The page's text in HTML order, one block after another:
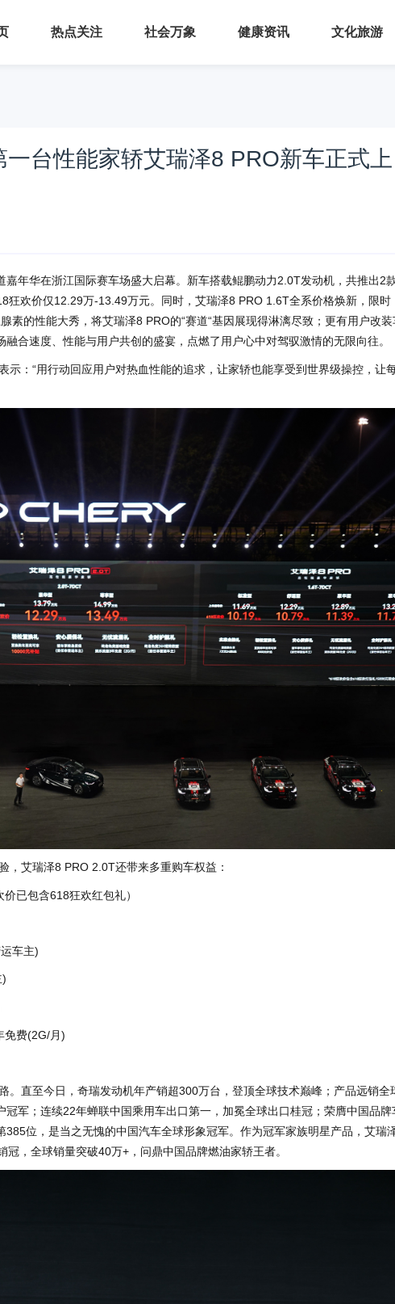
热点关注 社会万象 健康资讯 文化旅游
台性能家轿艾瑞泽8 PRO新车正式上
年华在浙江国际赛车场盛大启幕。新车搭载鲲鹏动力2.0T发动机，共推出2
狂欢价仅12.29万-13.49万元。同时，艾瑞泽8 PRO 1.6T全系价格焕新，限时
素的性能大秀，将艾瑞泽8 PRO的“赛道“基因展现得淋漓尽致；更有用户改装
合速度、性能与用户共创的盛宴，点燃了用户心中对驾驭激情的无限向往。
示：“用行动回应用户对热血性能的追求，让家轿也能享受到世界级操控，让
，艾瑞泽8 PRO 2.0T还带来多重购车权益：
已包含618狂欢红包礼）
车主)
)
免费(2G/月)
。直至今日，奇瑞发动机年产销超300万台，登顶全球技术巅峰；产品远销全
军；连续22年蝉联中国乘用车出口第一，加冕全球出口桂冠；荣膺中国品牌
位，是当之无愧的中国汽车全球形象冠军。作为冠军家族明星产品，艾瑞
，全球销量突破40万+，问鼎中国品牌燃油家轿王者。